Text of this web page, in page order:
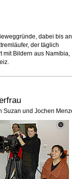
dabei bis an
der täglich
mit Bildern aus Namibia,
Suzan und Jochen